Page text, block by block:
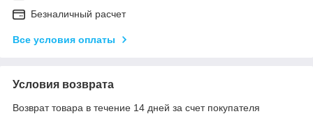
Безналичный расчет
Все условия оплаты
Условия возврата
Возврат товара в течение 14 дней за счет покупателя